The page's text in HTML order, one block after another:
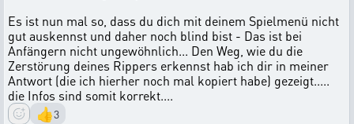
Es ist nun mal so, dass du dich mit deinem Spielmenü nicht
gut auskennst und daher noch blind bist - Das ist bei
Anfängern nicht ungewöhnlich... Den Weg, wie du die
Zerstörung deines Rippers erkennst hab ich dir in meiner
Antwort (die ich hierher noch mal kopiert habe) gezeigt.....
die Infos sind somit korrekt....
👍3